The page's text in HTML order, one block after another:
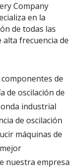
Company
en la
de todas las
alta frecuencia de
de
de oscilación de
industrial
de oscilación
máquinas de
nuestra empresa